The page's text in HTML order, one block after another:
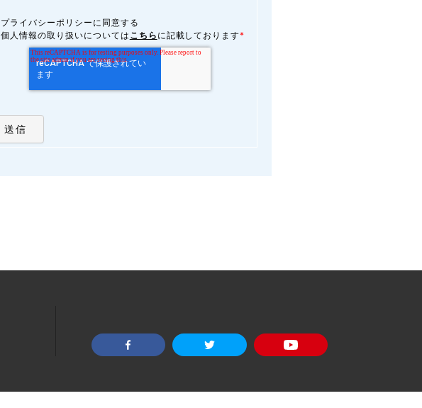
プライバシーポリシーに同意する
個人情報の取り扱いについては こちら に記載しております*